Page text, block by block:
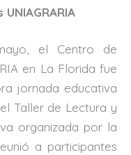
el Centro de
en La Florida fue
jornada educativa
Taller de Lectura y
organizada por la
a participantes